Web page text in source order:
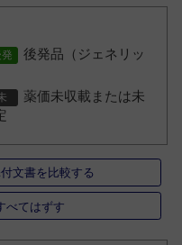
後発品（ジェネリッ
薬価未収載または未
文書を比較する
べてはずす